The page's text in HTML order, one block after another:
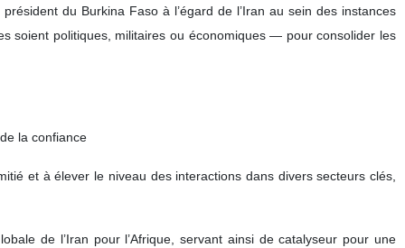
du Burkina Faso à l’égard de l’Iran au sein des instances
soient politiques, militaires ou économiques — pour consolider les
la confiance
et à élever le niveau des interactions dans divers secteurs clés,
de l’Iran pour l’Afrique, servant ainsi de catalyseur pour une